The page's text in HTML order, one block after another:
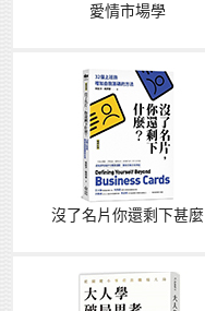
愛情市場學
沒了名片你還剩下甚麼